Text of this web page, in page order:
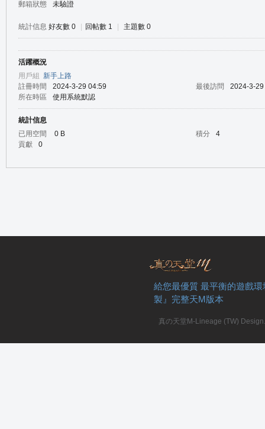
郵箱狀態
未驗證
統計信息 好友數 0 回帖數 1 主題數 0
活躍概況
用戶組 新手上路
註冊時間
2024-3-29 04:59 最後訪問
2024-3-
所在時區
使用系統默認
統計信息
已用空間
0 B 積分
4
貢獻
0
給您最優質 最平衡的遊戲
製』完整天M版本
真の天堂M-Lineage (TW)